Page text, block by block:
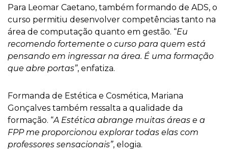
Para Leomar Caetano, também formando de ADS, o
curso permitiu desenvolver competências tanto na
área de computação quanto em gestão. “Eu
recomendo fortemente o curso para quem está
pensando em ingressar na área. É uma formação
que abre portas”, enfatiza.
Formanda de Estética e Cosmética, Mariana
Gonçalves também ressalta a qualidade da
formação. “A Estética abrange muitas áreas e a
FPP me proporcionou explorar todas elas com
professores sensacionais”, elogia.